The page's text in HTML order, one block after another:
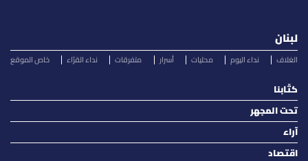
لبنان
الغلاف نداء اليوم محليات أسرار متفرقات نداء القرّاء خاص الموقع
كتّابنا
تحت المجهر
آراء
اقتصاد